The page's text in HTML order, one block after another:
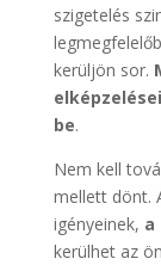
szigetelés
kerüljön sor.
be.
Nem kell
mellett dönt.
igényeinek, a
kerülhet az